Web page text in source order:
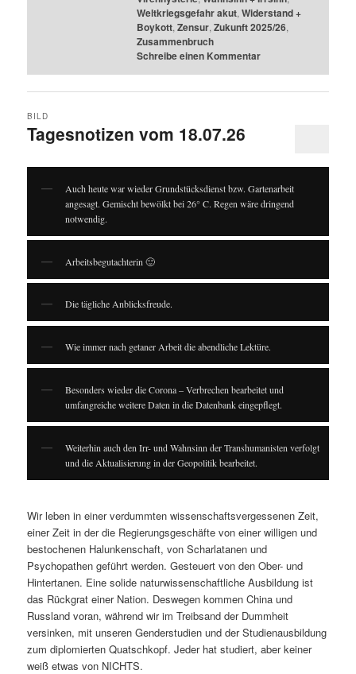
Weltkriegsgefahr akut, Widerstand +
Boykott, Zensur, Zukunft 2025/26,
Zusammenbruch
Schreibe einen Kommentar
Tagesnotizen vom 18.07.26
BILD
Auch heute war wieder Grundstücksdienst bzw. Gartenarbeit
angesagt. Gemischt bewölkt bei 26° C. Regen wäre dringend
notwendig.
Arbeitsbegutachterin 🙂
Die tägliche Anblicksfreude.
Wie immer nach getaner Arbeit die abendliche Lektüre.
Besonders wieder die Corona – Verbrechen bearbeitet und
umfangreiche weitere Daten in die Datenbank eingepflegt.
Weiterhin auch den Irr- und Wahnsinn der Transhumanisten verfolgt
und die Aktualisierung in der Geopolitik bearbeitet.
Wir leben in einer verdummten wissenschaftsvergessenen Zeit,
einer Zeit in der die Regierungsgeschäfte von einer willigen und
bestochenen Halunkenschaft, von Scharlatanen und
Psychopathen geführt werden. Gesteuert von den Ober- und
Hintertanen. Eine solide naturwissenschaftliche Ausbildung ist
das Rückgrat einer Nation. Deswegen kommen China und
Russland voran, während wir im Treibsand der Dummheit
versinken, mit unseren Genderstudien und der Studienausbildung
zum diplomierten Quatschkopf. Jeder hat studiert, aber keiner
weiß etwas von NICHTS.